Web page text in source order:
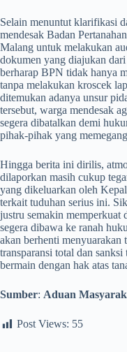
​Selain menuntut klarifikasi
mendesak Badan
Malang untuk melakukan
dokumen yang diajukan
berharap BPN tidak hanya
tanpa melakukan kroscek
ditemukan adanya unsur
tersebut, warga mendesak
segera dibatalkan demi
pihak-pihak yang
​Hingga berita ini dirilis,
dilaporkan masih cukup
yang dikeluarkan oleh
terkait tuduhan serius ini.
justru semakin memperkuat
segera dibawa ke ranah
akan berhenti menyuarakan
transparansi total dan
bermain dengan hak atas
Sumber: Aduan
Post Views: 55